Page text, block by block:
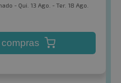
- Qui. 13 Ago. - Ter. 18 Ago.